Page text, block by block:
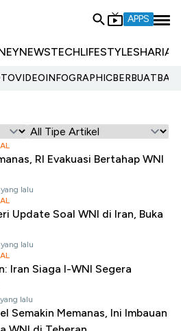
APPS
NEWSTECHLIFESTYLESHARIA
VIDEOINFOGRAPHIC
RI Evakuasi Bertahap WNI
lalu
Update Soal WNI di Iran, Buka
lalu
Iran Siaga I-WNI Segera
lalu
Semakin Memanas, Ini Imbauan